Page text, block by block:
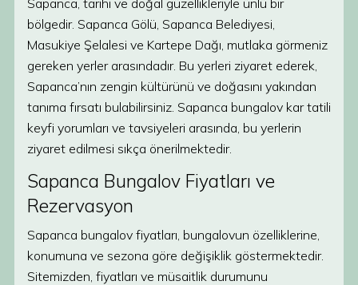
Sapanca, tarihi ve doğal güzellikleriyle ünlü bir
bölgedir. Sapanca Gölü, Sapanca Belediyesi,
Masukiye Şelalesi ve Kartepe Dağı, mutlaka görmeniz
gereken yerler arasındadır. Bu yerleri ziyaret ederek,
Sapanca’nın zengin kültürünü ve doğasını yakından
tanıma fırsatı bulabilirsiniz. Sapanca bungalov kar tatili
keyfi yorumları ve tavsiyeleri arasında, bu yerlerin
ziyaret edilmesi sıkça önerilmektedir.
Sapanca Bungalov Fiyatları ve
Rezervasyon
Sapanca bungalov fiyatları, bungalovun özelliklerine,
konumuna ve sezona göre değişiklik göstermektedir.
Sitemizden, fiyatları ve müsaitlik durumunu